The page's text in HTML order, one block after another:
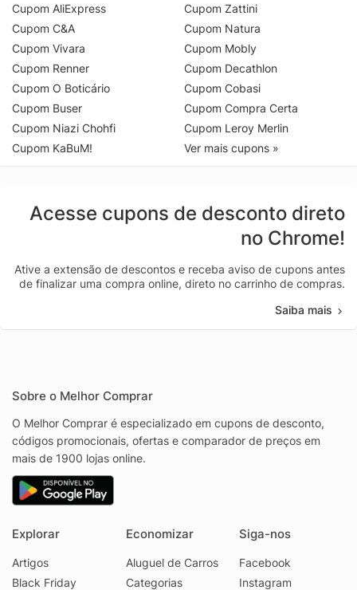
Cupom AliExpress
Cupom C&A
Cupom Vivara
Cupom Renner
Cupom O Boticário
Cupom Buser
Cupom Niazi Chohfi
Cupom KaBuM!
Cupom Zattini
Cupom Natura
Cupom Mobly
Cupom Decathlon
Cupom Cobasi
Cupom Compra Certa
Cupom Leroy Merlin
Ver mais cupons »
Acesse cupons de desconto direto
no Chrome!
Ative a extensão de descontos e receba aviso de cupons antes
de finalizar uma compra online, direto no carrinho de compras.
Saiba mais
Sobre o Melhor Comprar
O Melhor Comprar é especializado em cupons de desconto,
códigos promocionais, ofertas e comparador de preços em
mais de 1900 lojas online.
Explorar
Artigos
Black Friday
Economizar
Aluguel de Carros
Categorias
Siga-nos
Facebook
Instagram